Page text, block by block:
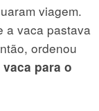
viagem.
a vaca pastava
ordenou
para o